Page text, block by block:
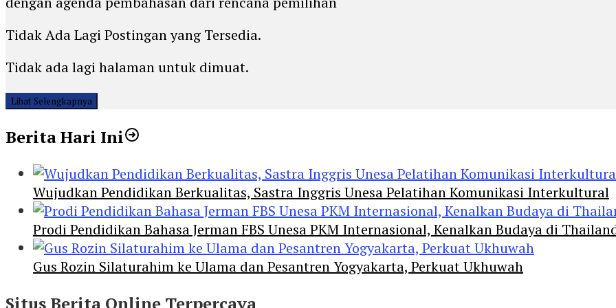
Tidak Ada Lagi Postingan yang Tersedia.
Tidak ada lagi halaman untuk dimuat.
Lihat Selengkapnya
Berita Hari Ini
Wujudkan Pendidikan Berkualitas, Sastra Inggris Unesa Pelatihan Komunikasi Interkultural
Prodi Pendidikan Bahasa Jerman FBS Unesa PKM Internasional, Kenalkan Budaya di
Gus Rozin Silaturahim ke Ulama dan Pesantren Yogyakarta, Perkuat Ukhuwah
Situs Berita Online Terpercaya